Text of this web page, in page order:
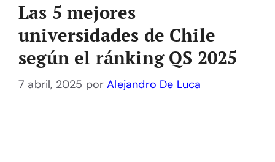
Las 5 mejores
universidades de Chile
según el ránking QS 2025
7 abril, 2025 porAlejandro De Luca